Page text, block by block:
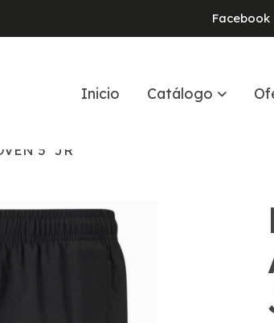
Facebook
Inicio Catálogo
5'' JR